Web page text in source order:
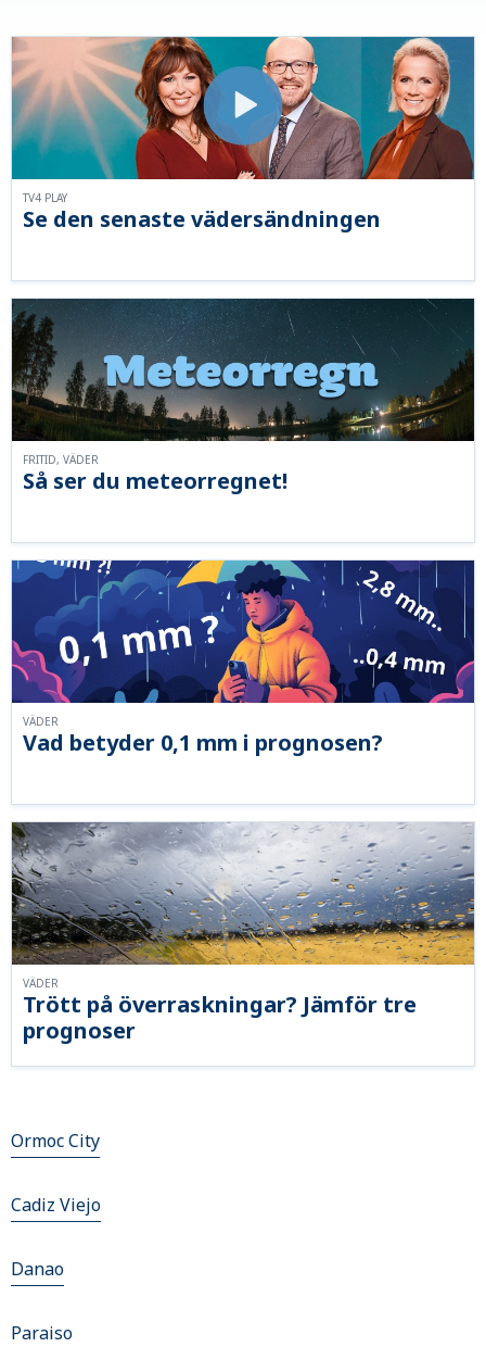
Se den senaste vädersändningen
TV4 PLAY
Så ser du meteorregnet!
FRITID, VÄDER
Vad betyder 0,1 mm i prognosen?
VÄDER
Trött på överraskningar? Jämför tre
prognoser
VÄDER
Ormoc City
Cadiz Viejo
Danao
Paraiso